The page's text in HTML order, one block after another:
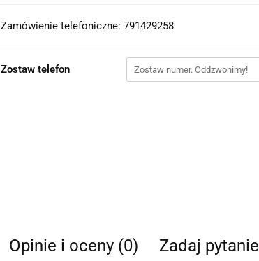
Zamówienie telefoniczne: 791429258
Zostaw telefon
Opinie i oceny (0) Zadaj pytanie